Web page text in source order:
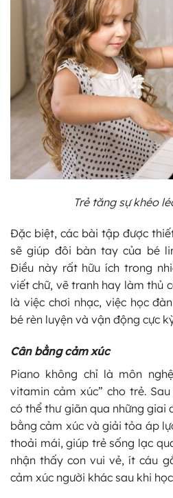
Trẻ tăng sự khéo
Đặc biệt, các bài tập được
sẽ giúp đôi bàn tay của bé
Điều này rất hữu ích trong
viết chữ, vẽ tranh hay làm thủ
là việc chơi nhạc, việc học
bé rèn luyện và vận động cực
Cân bằng cảm xúc
Piano không chỉ là môn
vitamin cảm xúc” cho trẻ.
có thể thư giãn qua những giai
bằng cảm xúc và giải tỏa áp
thoải mái, giúp trẻ sống lạc
nhận thấy con vui vẻ, ít cáu
cảm xúc người khác sau khi